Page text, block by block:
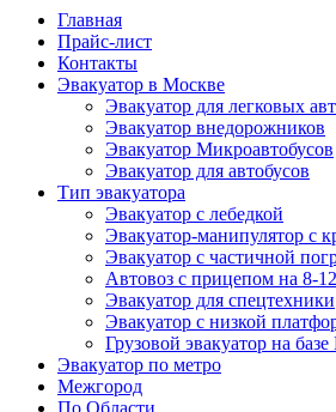
Главная
Прайс-лист
Контакты
Эвакуатор в Москве
Эвакуатор для легковых
Эвакуатор внедорожников
Эвакуатор Микроавтобусов
Эвакуатор для автобусов
Тип эвакуатора
Эвакуатор с лебедкой
Эвакуатор-манипулятор с
Эвакуатор с частичной
Автовоз с прицепом на 8-
Эвакуатор для спецтехники
Эвакуатор с низкой
Грузовой эвакуатор на базе
Эвакуатор по метро
Межгород
По Области